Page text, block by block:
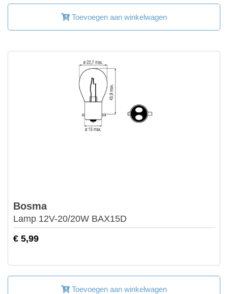
Toevoegen aan winkelwagen
Bosma
Lamp 12V-20/20W BAX15D
€ 5,99
Toevoegen aan winkelwagen